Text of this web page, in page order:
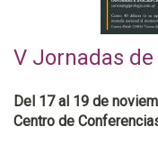
V Jornadas
Del 17 al 19 de
Centro de